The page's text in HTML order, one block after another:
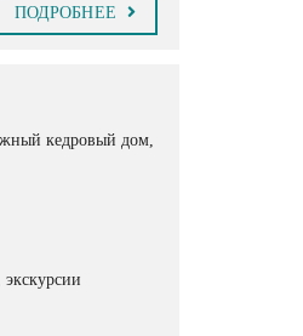
ПОДРОБНЕЕ
кедровый дом,
экскурсии